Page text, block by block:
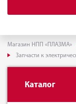
Магазин НПП «ПЛАЗМА»
Запчасти к
Каталог